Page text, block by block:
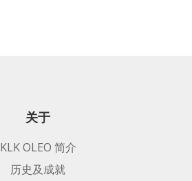
关于
KLK OLEO 简介
历史及成就